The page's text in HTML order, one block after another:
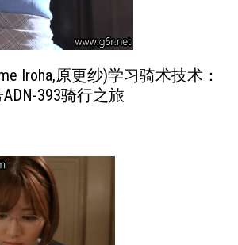
Iroha,原更纱)学习骑术技术：
393骑行之旅